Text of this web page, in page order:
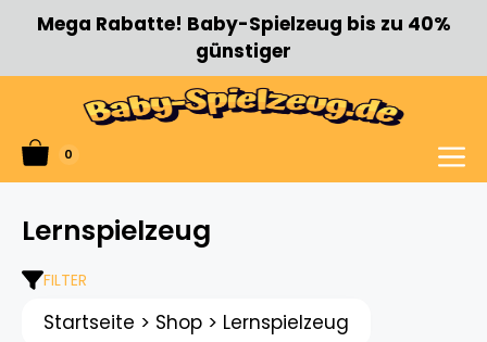
Zum
Inhalt
Mega Rabatte! Baby-Spielzeug bis zu 40%
günstiger
0
Menü
Lernspielzeug
FILTER
Startseite > Shop > Lernspielzeug